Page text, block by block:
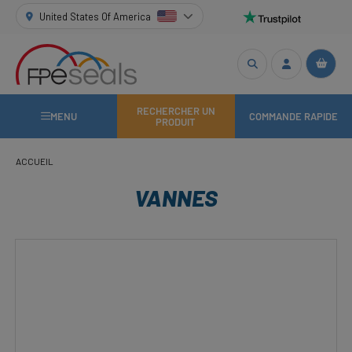
United States Of America
MENU
RECHERCHER UN
PRODUIT
COMMANDE RAPIDE
ACCUEIL
VANNES